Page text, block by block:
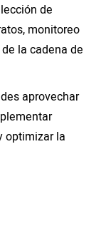
de
monitoreo
la cadena de
aprovechar
optimizar la